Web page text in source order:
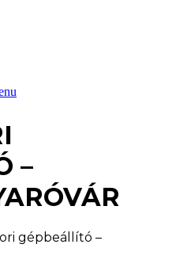
–
gépbeállító –